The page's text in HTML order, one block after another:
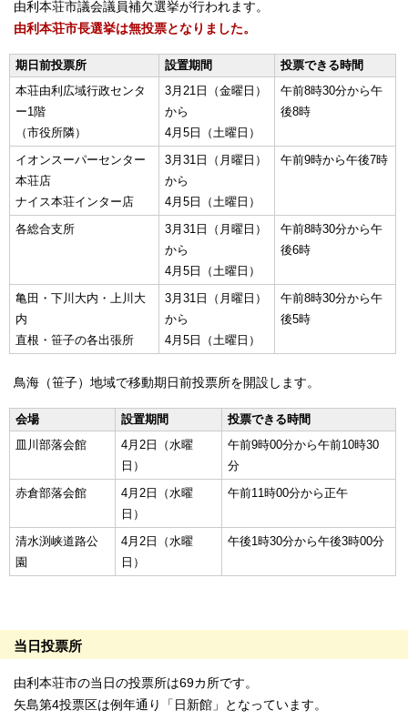
由利本荘市議会議員補欠選挙が行われます。
由利本荘市長選挙は無投票となりました。
期日前投票所 設置期間
投票できる時間
本荘由利広域行政センタ
ー1階
（市役所隣）
3月21日（金曜日）
から
4月5日（土曜日）
午前8時30分から午
後8時
イオンスーパーセンター
本荘店
ナイス本荘インター店
3月31日（月曜日）
から
4月5日（土曜日）
午前9時から午後7時
各総合支所
3月31日（月曜日）
から
4月5日（土曜日）
午前8時30分から午
後6時
亀田・下川大内・上川大
内
直根・笹子の各出張所
3月31日（月曜日）
から
4月5日（土曜日）
午前8時30分から午
後5時
鳥海（笹子）地域で移動期日前投票所を開設します。
会場 設置期間
投票できる時間
皿川部落会館
4月2日（水曜
日）
午前9時00分から午前10時30
分
赤倉部落会館
4月2日（水曜
日）
午前11時00分から正午
清水渕峡道路公
園
4月2日（水曜
日）
午後1時30分から午後3時00分
当日投票所
由利本荘市の当日の投票所は69カ所です。
矢島第4投票区は例年通り「日新館」となっています。